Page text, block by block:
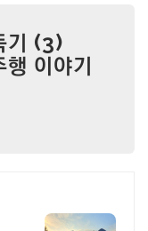
기 (3)
이야기